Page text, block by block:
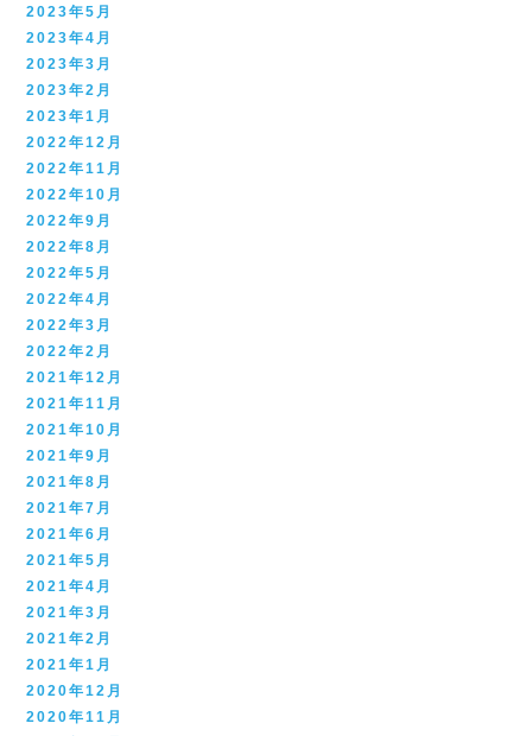
2023年5月
2023年4月
2023年3月
2023年2月
2023年1月
2022年12月
2022年11月
2022年10月
2022年9月
2022年8月
2022年5月
2022年4月
2022年3月
2022年2月
2021年12月
2021年11月
2021年10月
2021年9月
2021年8月
2021年7月
2021年6月
2021年5月
2021年4月
2021年3月
2021年2月
2021年1月
2020年12月
2020年11月